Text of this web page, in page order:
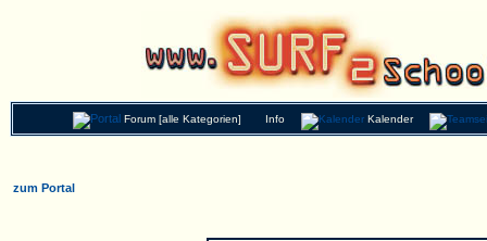
Forum [alle Kategorien] Info Kalender
zum Portal